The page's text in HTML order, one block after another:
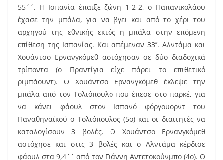
55΄΄. Η Ισπανία έπαιξε ζώνη 1-2-2, ο Παπανικολάου
έχασε την μπάλα, για να βγει και από το χέρι του
αρχηγού της εθνικής εκτός η μπάλα στην επόμενη
επίθεση της Ισπανίας. Και απέμεναν 33’’. Αλντάμα και
Χουάντσο Ερνανγκόμεθ αστόχησαν σε δύο διαδοχικά
τρίποντα (ο Πραντίγια είχε πάρει το επιθετικό
ριμπάουντ). Ο Χουάντσο Ερνανγκόμεθ έκλεψε την
μπάλα από τον Τολιόπουλο που έπεσε στο παρκέ, για
να κάνει φάουλ στον Ισπανό φόργουορντ του
Παναθηναϊκού ο Τολιόπουλος (5ο) και οι διαιτητές να
καταλογίσουν 3 βολές. Ο Χουάντσο Ερνανγκόμεθ
αστόχησε και στις 3 βολές και ο Αλντάμα κέρδισε
φάουλ στα 9,4΄΄ από τον Γιάννη Αντετοκούνμπο (4ο). Ο